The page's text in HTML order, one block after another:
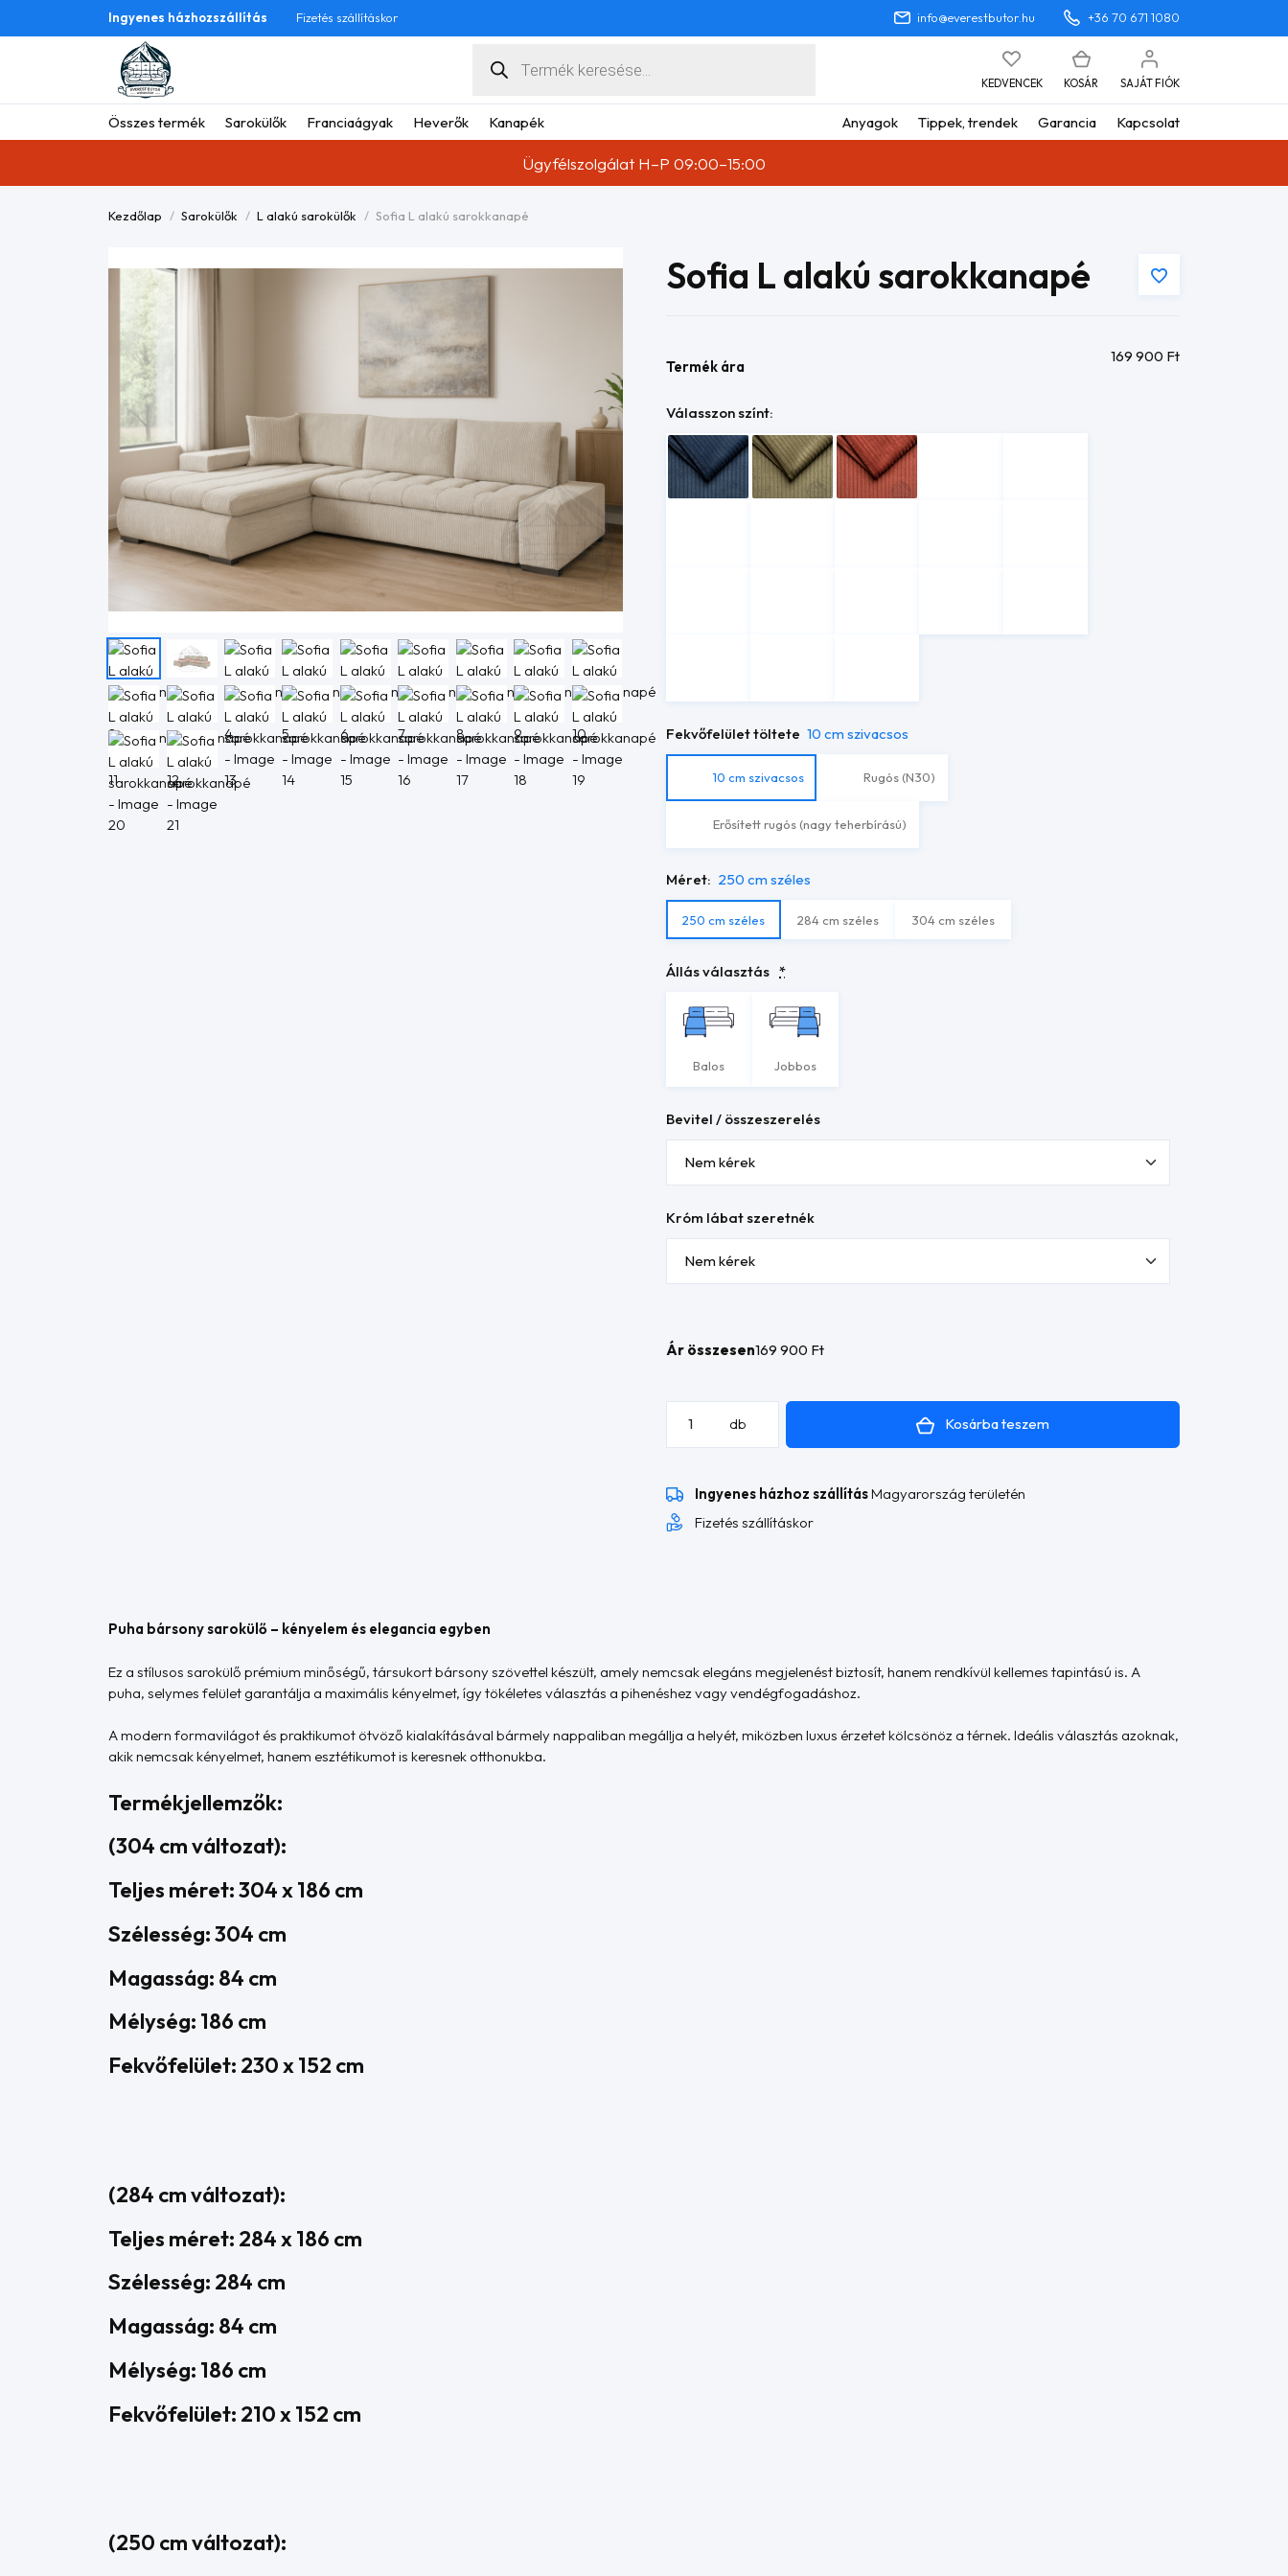
Ingyenes házhozszállítás Fizetés szállításkor info@everestbutor.hu +36 70 671 1080
search
KEDVENCEK KOSÁR SAJÁT FIÓK
Összes termék Sarokülők Franciaágyak Heverők Kanapék Anyagok Tippek, trendek Garancia Kapcsolat
Ügyfélszolgálat H–P 09:00–15:00
Kezdőlap Sarokülők L alakú sarokülők Sofia L alakú sarokkanapé
Sofia L alakú sarokkanapé
Termék ára
169 900 Ft
Válasszon színt:
Fekvőfelület töltete 10 cm szivacsos
10 cm szivacsos Rugós (N30)
Erősített rugós (nagy teherbírású)
Méret: 250 cm széles
250 cm széles 284 cm széles 304 cm széles
Állás választás *
Balos Jobbos
Bevitel / összeszerelés
Króm lábat szeretnék
Ár összesen169 900 Ft
alakú
mennyiség
db Kosárba teszem
Ingyenes házhoz szállításMagyarország területén
Fizetés szállításkor
Puha bársony sarokülő – kényelem és elegancia egyben
Ez a stílusos sarokülő prémium minőségű, társukort bársony szövettel készült, amely nemcsak elegáns megjelenést biztosít, hanem rendkívül kellemes tapintású is. A
puha, selymes felület garantálja a maximális kényelmet, így tökéletes választás a pihenéshez vagy vendégfogadáshoz.
A modern formavilágot és praktikumot ötvöző kialakításával bármely nappaliban megállja a helyét, miközben luxus érzetet kölcsönöz a térnek. Ideális választás azoknak,
akik nemcsak kényelmet, hanem esztétikumot is keresnek otthonukba.
Termékjellemzők:
(304 cm változat):
Teljes méret: 304 x 186 cm
Szélesség: 304 cm
Magasság: 84 cm
Mélység: 186 cm
Fekvőfelület: 230 x 152 cm
(284 cm változat):
Teljes méret: 284 x 186 cm
Szélesség: 284 cm
Magasság: 84 cm
Mélység: 186 cm
Fekvőfelület: 210 x 152 cm
(250 cm változat):